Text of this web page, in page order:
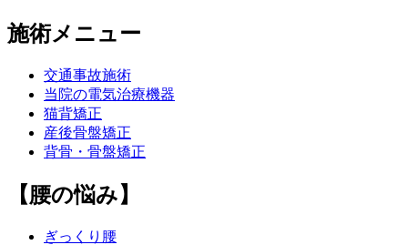
施術メニュー
交通事故施術
当院の電気治療機器
猫背矯正
産後骨盤矯正
背骨・骨盤矯正
【腰の悩み】
ぎっくり腰